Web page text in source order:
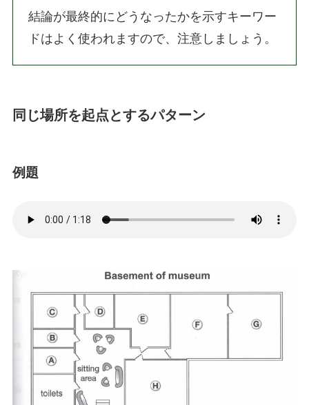
結論が最終的にどうなったかを示すキーワー
ドはよく使われますので、注意しましょう。
同じ場所を起点とするパターン
例題